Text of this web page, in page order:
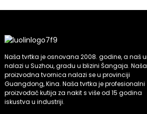
Naša tvrtka je osnovana 2008. godine, a naš
nalazi u Suzhou, gradu u blizini Šangaja. Naša
proizvodna tvornica nalazi se u provinciji
Guangdong, Kina. Naša tvrtka je profesionalni
proizvođač kutija za nakit s više od 15 godina
iskustva u industriji.